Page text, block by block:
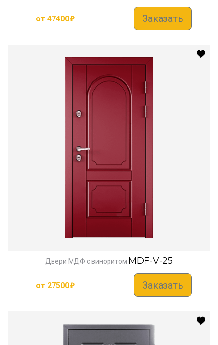
от 47400₽ Заказать
Двери МДФ с виноритом MDF-V-25
от 27500₽ Заказать